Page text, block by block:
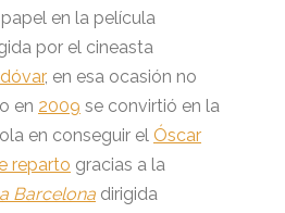
en la película
por el cineasta
, en esa ocasión no
en 2009 se convirtió en la
en conseguir el Óscar
reparto gracias a la
Barcelona dirigida